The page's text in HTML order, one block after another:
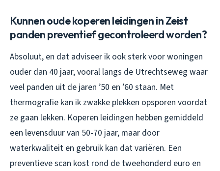
Kunnen oude koperen leidingen in Zeist
panden preventief gecontroleerd worden?
Absoluut, en dat adviseer ik ook sterk voor woningen
ouder dan 40 jaar, vooral langs de Utrechtseweg waar
veel panden uit de jaren ’50 en ’60 staan. Met
thermografie kan ik zwakke plekken opsporen voordat
ze gaan lekken. Koperen leidingen hebben gemiddeld
een levensduur van 50-70 jaar, maar door
waterkwaliteit en gebruik kan dat variëren. Een
preventieve scan kost rond de tweehonderd euro en